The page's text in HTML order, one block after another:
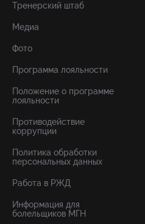
Тренерский штаб
Медиа
Фото
Программа лояльности
Положение о программе
лояльности
Противодействие
коррупции
Политика обработки
персональных данных
Работа в РЖД
Информация для
болельщиков МГН